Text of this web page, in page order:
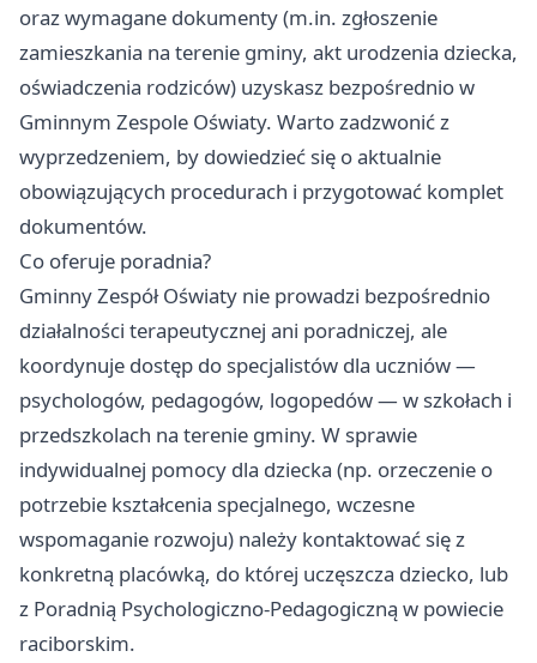
oraz wymagane dokumenty (m.in. zgłoszenie
zamieszkania na terenie gminy, akt urodzenia dziecka,
oświadczenia rodziców) uzyskasz bezpośrednio w
Gminnym Zespole Oświaty. Warto zadzwonić z
wyprzedzeniem, by dowiedzieć się o aktualnie
obowiązujących procedurach i przygotować komplet
dokumentów.
Co oferuje poradnia?
Gminny Zespół Oświaty nie prowadzi bezpośrednio
działalności terapeutycznej ani poradniczej, ale
koordynuje dostęp do specjalistów dla uczniów —
psychologów, pedagogów, logopedów — w szkołach i
przedszkolach na terenie gminy. W sprawie
indywidualnej pomocy dla dziecka (np. orzeczenie o
potrzebie kształcenia specjalnego, wczesne
wspomaganie rozwoju) należy kontaktować się z
konkretną placówką, do której uczęszcza dziecko, lub
z Poradnią Psychologiczno-Pedagogiczną w powiecie
raciborskim.